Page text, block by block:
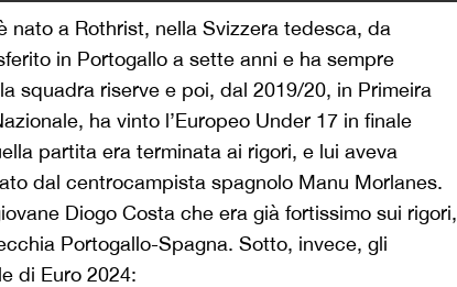
nato a Rothrist, nella Svizzera tedesca, da
in Portogallo a sette anni e ha sempre
squadra riserve e poi, dal 2019/20, in Primeira
ha vinto l’Europeo Under 17 in finale
partita era terminata ai rigori, e lui aveva
dal centrocampista spagnolo Manu Morlanes.
Diogo Costa che era già fortissimo sui rigori,
Portogallo-Spagna. Sotto, invece, gli
di Euro 2024: